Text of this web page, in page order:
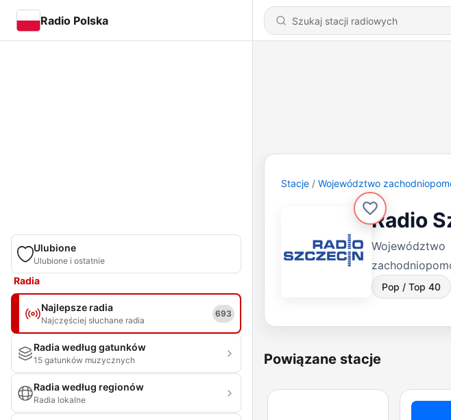
Radio Polska
Ulubione
Ulubione i ostatnie
Radia
Najlepsze radia
Najczęściej słuchane radia
693
Radia według gatunków
15 gatunków muzycznych
Radia według regionów
Radia lokalne
Stacje Województwo
Radio
Województwo
Pop / Top 40
Powiązane stacje